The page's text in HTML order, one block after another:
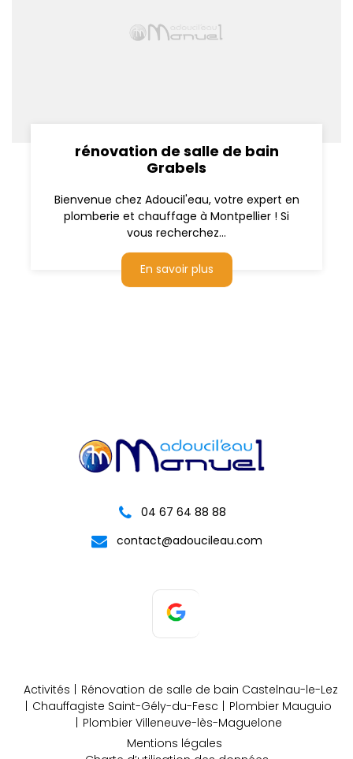
rénovation de salle de bain
Grabels
Bienvenue chez Adoucil'eau, votre expert en
plomberie et chauffage à Montpellier ! Si
vous recherchez...
En savoir plus
04 67 64 88 88
contact@adoucileau.com
Activités
Rénovation de salle de bain Castelnau-le-Lez
Chauffagiste Saint-Gély-du-Fesc
Plombier Mauguio
Plombier Villeneuve-lès-Maguelone
Mentions légales